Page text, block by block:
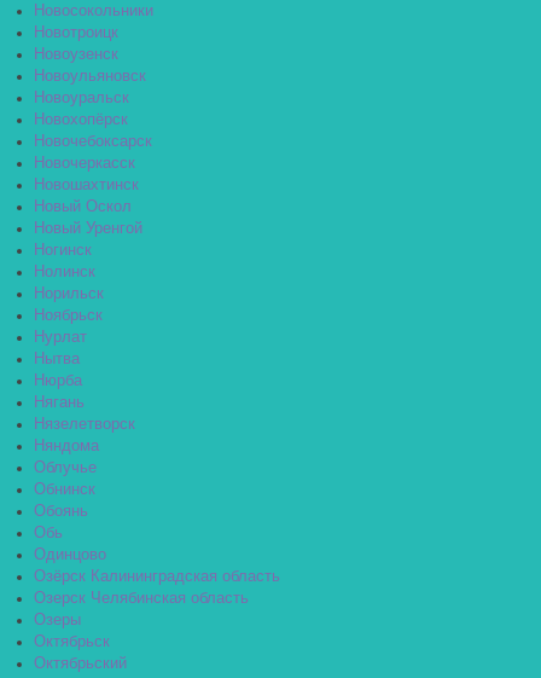
Новосокольники
Новотроицк
Новоузенск
Новоульяновск
Новоуральск
Новохопёрск
Новочебоксарск
Новочеркасск
Новошахтинск
Новый Оскол
Новый Уренгой
Ногинск
Нолинск
Норильск
Ноябрьск
Нурлат
Нытва
Нюрба
Нягань
Нязелетворск
Няндома
Облучье
Обнинск
Обоянь
Обь
Одинцово
Озёрск Калининградская область
Озерск Челябинская область
Озеры
Октябрьск
Октябрьский